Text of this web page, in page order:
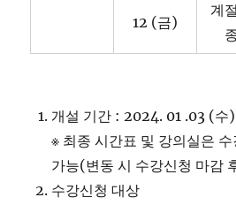
12 (금)
계
개설 기간 : 2024. 01 .03 (수
※ 최종 시간표 및 강의실은
가능(변동 시 수강신청 마감
수강신청 대상